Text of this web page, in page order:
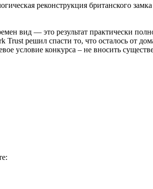
реконструкция британского замка
вид — это результат практически
решил спасти то, что осталось от
условие конкурса – не вносить